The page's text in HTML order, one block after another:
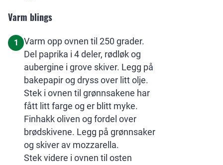
Varm blings
1
Varm opp ovnen til 250 grader.
Del paprika i 4 deler, rødløk og
aubergine i grove skiver. Legg på
bakepapir og dryss over litt olje.
Stek i ovnen til grønnsakene har
fått litt farge og er blitt myke.
Finhakk oliven og fordel over
brødskivene. Legg på grønnsaker
og skiver av mozzarella.
Stek videre i ovnen til osten